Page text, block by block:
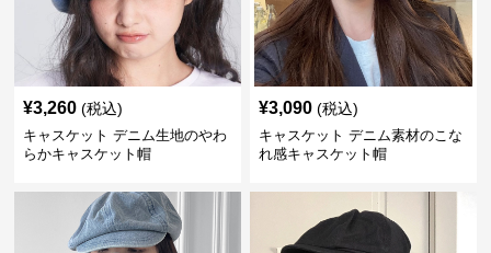
¥3,260 (税込)
キャスケット デニム生地のやわ
らかキャスケット帽
¥3,090 (税込)
キャスケット デニム素材のこな
れ感キャスケット帽